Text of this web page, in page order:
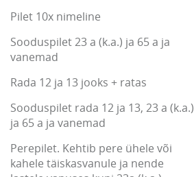
Pilet 10x nimeline
Sooduspilet 23 a (k.a.) ja 65 a ja
vanemad
Rada 12 ja 13 jooks + ratas
Sooduspilet rada 12 ja 13, 23 a (k.a.)
ja 65 a ja vanemad
Perepilet. Kehtib pere ühele või
kahele täiskasvanule ja nende